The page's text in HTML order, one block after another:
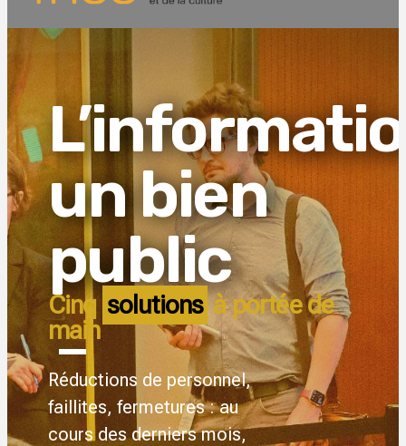
un bien
public
Cinq solutionsà portée de
main
Réductions de personnel,
faillites, fermetures : au
cours des derniers mois,